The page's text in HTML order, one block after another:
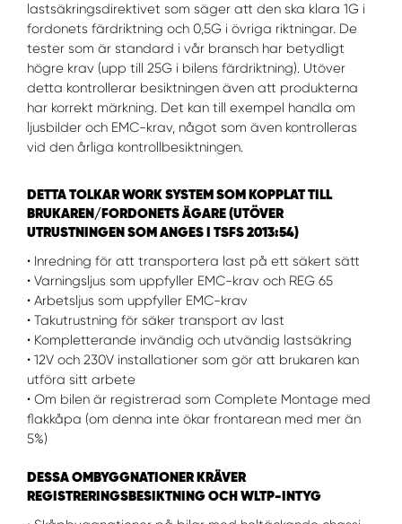
lastsäkringsdirektivet som säger att den ska klara 1G i
fordonets färdriktning och 0,5G i övriga riktningar. De
tester som är standard i vår bransch har betydligt
högre krav (upp till 25G i bilens färdriktning). Utöver
detta kontrollerar besiktningen även att produkterna
har korrekt märkning. Det kan till exempel handla om
ljusbilder och EMC-krav, något som även kontrolleras
vid den årliga kontrollbesiktningen.
DETTA TOLKAR WORK SYSTEM SOM KOPPLAT TILL
BRUKAREN/FORDONETS ÄGARE (UTÖVER
UTRUSTNINGEN SOM ANGES I TSFS 2013:54)
• Inredning för att transportera last på ett säkert sätt
• Varningsljus som uppfyller EMC-krav och REG 65
• Arbetsljus som uppfyller EMC-krav
• Takutrustning för säker transport av last
• Kompletterande invändig och utvändig lastsäkring
• 12V och 230V installationer som gör att brukaren kan
utföra sitt arbete
• Om bilen är registrerad som Complete Montage med
flakkåpa (om denna inte ökar frontarean med mer än
5%)
DESSA OMBYGGNATIONER KRÄVER
REGISTRERINGSBESIKTNING OCH WLTP-INTYG
WORK SYSTEM UMEÅ
WORK SYSTEM UPPSALA
WORK SYSTEM VARBERG
WORK SYSTEM VÄSTERÅS
WORK SYSTEM VÄXJÖ
WORK SYSTEM ÖREBRO
WORK SYSTEM ÖSTERSUND